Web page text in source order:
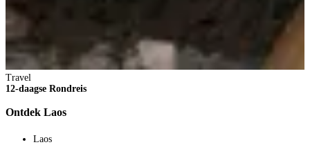
Travel
12-daagse Rondreis
Ontdek Laos
Laos